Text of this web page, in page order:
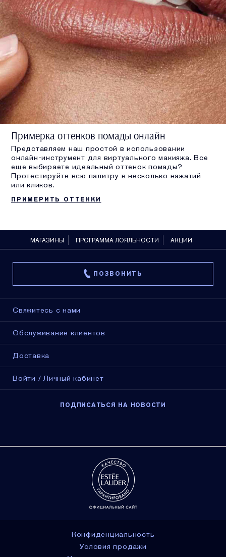
Примерка оттенков помады онлайн
Представляем наш простой в использовании
онлайн-инструмент для виртуального макияжа. Все
еще выбираете идеальный оттенок помады?
Протестируйте всю палитру в несколько нажатий
или кликов.
ПРИМЕРИТЬ ОТТЕНКИ
МАГАЗИНЫ ПРОГРАММА ЛОЯЛЬНОСТИ АКЦИИ
ПОЗВОНИТЬ
Свяжитесь с нами
Обслуживание клиентов
Доставка
Войти / Личный кабинет
ПОДПИСАТЬСЯ НА НОВОСТИ
Конфиденциальность
Условия продажи